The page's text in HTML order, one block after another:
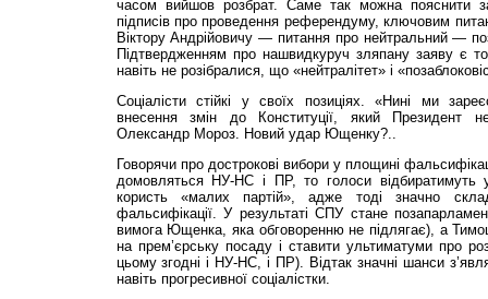
часом вийшов розбрат. Саме так можна пояснити
підписів про проведення референдуму, ключовим
Віктору Андрійовичу — питання про нейтральний —
Підтвердженням про нашвидкуруч зляпану заяву є
навіть не розібралися, що «нейтралітет» і
Соціалісти стійкі у своїх позиціях. «Нині ми
внесення змін до Конституції, який Президент
Олександр Мороз. Новий удар Ющенку?..
Говорячи про дострокові вибори у площині
домовляться НУ-НС і ПР, то голоси
користь «малих партій», адже тоді значно
фальсифікації. У результаті СПУ стане
вимога Ющенка, яка обговоренню не підлягає), а
на прем’єрську посаду і ставити ультиматуми про
цьому згодні і НУ-НС, і ПР). Відтак значні шанси
навіть прогресивної соціалістки.